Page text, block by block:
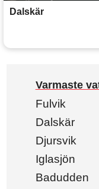
Dalskär
Varmaste
Fulvik
Dalskär
Djursvik
Iglasjön
Badudden